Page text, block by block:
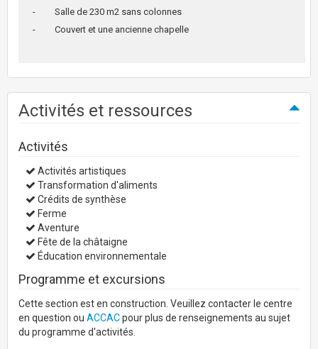
- Salle de 230 m2 sans colonnes
- Couvert et une ancienne chapelle
Activités et ressources
Activités
Activités artistiques
Transformation d'aliments
Crédits de synthèse
Ferme
Aventure
Fête de la châtaigne
Éducation environnementale
Programme et excursions
Cette section est en construction. Veuillez contacter le centre
en question ou ACCACpour plus de renseignements au sujet
du programme d'activités.